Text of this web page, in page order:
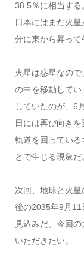
38.5％に相当す
日本にはまだ火
分に東から昇って
火星は惑星なの
の中を移動して
していたのが、6
日には再び向き
軌道を回ってい
とで生じる現象だ
次回、地球と火
後の2035年9月11
見込みだ。今回
いただきたい。